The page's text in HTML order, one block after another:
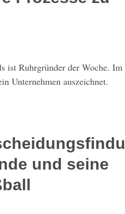
ist Ruhrgründer der Woche.
Unternehmen auszeichnet.
und seine